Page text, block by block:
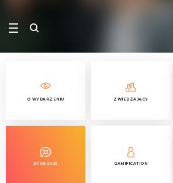
O WYDARZENIU ZWIEDZAJĄCY
DYSKUSJA GAMIFICATION